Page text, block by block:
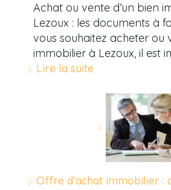
Achat ou vente d’un bien
Lezoux : les documents à
vous souhaitez acheter ou
immobilier à Lezoux, il est
Lire la suite
Offre d’achat immobilier :